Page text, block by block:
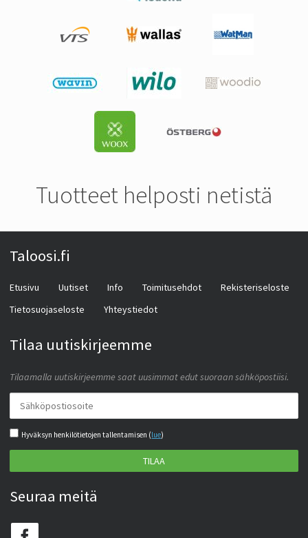
Tuotteet helposti netistä
Taloosi.fi
Etusivu Uutiset Info Toimitusehdot
Rekisteriseloste
Tietosuojaseloste
Yhteystiedot
Tilaa uutiskirjeemme
Tilaamalla uutiskirjeemme saat uusimmat edut suoraan sähköpostiisi.
Hyväksyn henkilötietojen tallentamisen (lue)
TILAA
Seuraa meitä